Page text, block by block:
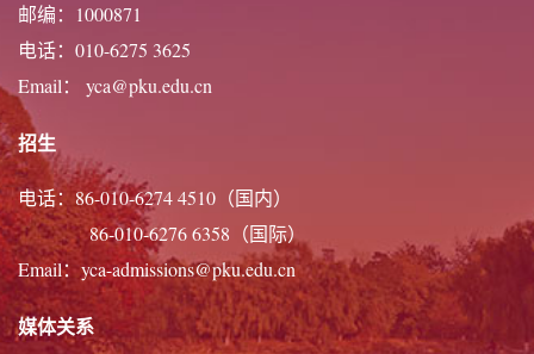
邮编：1000871
电话：010-6275 3625
Email： yca@pku.edu.cn
招生
电话：86-010-6274 4510（国内）
86-010-6276 6358（国际）
Email：yca-admissions@pku.edu.cn
媒体关系